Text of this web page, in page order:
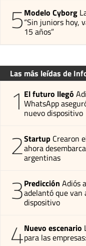
5Modelo Cyborg
“Sin juniors hoy,
15 años”
Las más leídas de
1 El futuro llegó
WhatsApp
nuevo dispositivo
2Startup Crearon
ahora
argentinas
3Predicción Adiós
adelantó que van
dispositivo
4Nuevo escenario
para las